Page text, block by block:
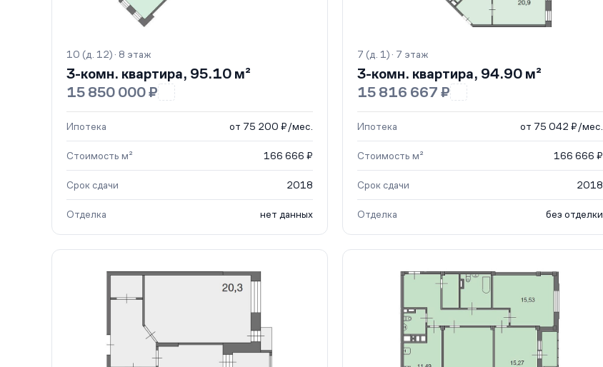
10 (д. 12) · 8 этаж
3-комн. квартира, 95.10 м²
15 850 000 ₽
Ипотека от 75 200 ₽/мес.
Стоимость м² 166 666 ₽
Срок сдачи 2018
Отделка нет данных
7 (д. 1) · 7 этаж
3-комн. квартира, 94.90 м²
15 816 667 ₽
Ипотека от 75 042 ₽/мес.
Стоимость м² 166 666 ₽
Срок сдачи 2018
Отделка без отделки